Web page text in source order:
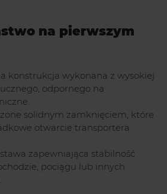
na pierwszym
konstrukcja wykonana z wysokiej
odpornego na
solidnym zamknięciem, które
otwarcie transportera
zapewniająca stabilność
pociągu lub innych